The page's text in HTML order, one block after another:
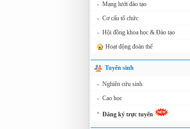
» Mạng lưới đào tạo
» Cơ cấu tổ chức
» Hội đồng khoa học & Đào tạo
Hoạt động đoàn thể
Tuyển sinh
» Nghiên cứu sinh
» Cao học
» Đăng ký trực tuyến